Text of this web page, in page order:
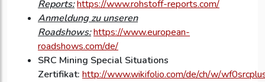
Reports:https://www.rohstoff-reports.com/
Anmeldung zu unseren
Roadshows:https://www.european-
roadshows.com/de/
SRC Mining Special Situations
Zertifikat: http://www.wikifolio.com/de/ch/w/